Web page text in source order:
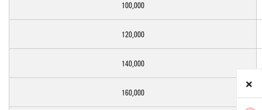
100,000
120,000
140,000
160,000